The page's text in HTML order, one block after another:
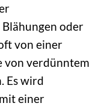
oder
von einer
von verdünntem
Es wird
einer